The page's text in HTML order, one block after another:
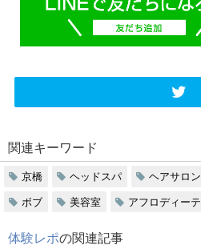
関連キーワード
京橋 ヘッドスパ ヘアサロン
ボブ 美容室 アフロディーテ
体験レポの関連記事